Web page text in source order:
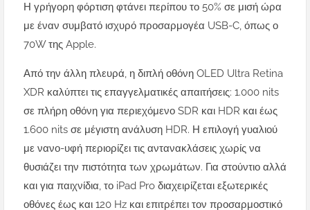
Η γρήγορη φόρτιση φτάνει περίπου το 50% σε μισή ώρα
με έναν συμβατό ισχυρό προσαρμογέα USB-C, όπως ο
70W της Apple.
Από την άλλη πλευρά, η διπλή οθόνη OLED Ultra Retina
XDR καλύπτει τις επαγγελματικές απαιτήσεις: 1.000 nits
σε πλήρη οθόνη για περιεχόμενο SDR και HDR και έως
1.600 nits σε μέγιστη ανάλυση HDR. Η επιλογή γυαλιού
με νανο-υφή περιορίζει τις αντανακλάσεις χωρίς να
θυσιάζει την πιστότητα των χρωμάτων. Για στούντιο αλλά
και για παιχνίδια, το iPad Pro διαχειρίζεται εξωτερικές
οθόνες έως και 120 Hz και επιτρέπει τον προσαρμοστικό